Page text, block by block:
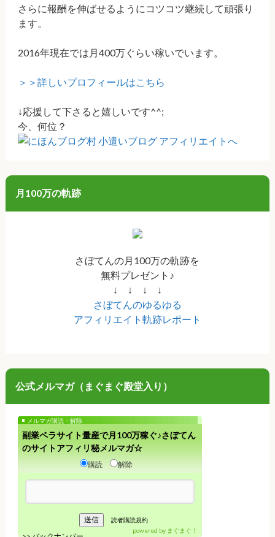
さらに報酬を伸ばせるようにコツコツ継続して頑張り
ます。
2016年現在では月400万ぐらい稼いでいます。
＞＞詳しいプロフィールはこちら
↓応援して下さると嬉しいです^^;
今、何位？
月100万の軌跡
さぼてんの月100万の軌跡を
無料プレゼント♪
↓ ↓ ↓ ↓
さぼてんのゆるゆる
アフィリエイト軌跡レポート
公式メルマガ（まぐまぐ殿堂入り）
メルマガ購読・解除
副業ペラサイト量産で月100万稼ぐ♪さぼてん
のサイトアフィリ秘メルマガ☆
購読 解除
読者購読規約
powered by まぐまぐ！